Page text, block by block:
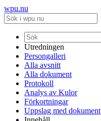
wpu.nu
Utredningen
Persongalleri
Alla avsnitt
Alla dokument
Protokoll
Analys av Kulor
Förkortningar
Uppslag med dokument